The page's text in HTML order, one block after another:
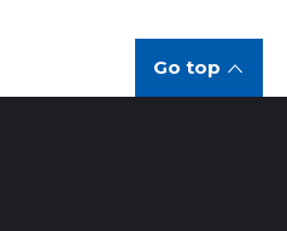
Go top